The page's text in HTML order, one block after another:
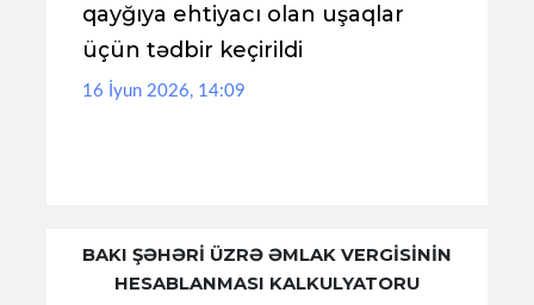
qayğıya ehtiyacı olan uşaqlar
üçün tədbir keçirildi
16 İyun 2026, 14:09
BAKI ŞƏHƏRİ ÜZRƏ ƏMLAK VERGİSİNİN
HESABLANMASI KALKULYATORU